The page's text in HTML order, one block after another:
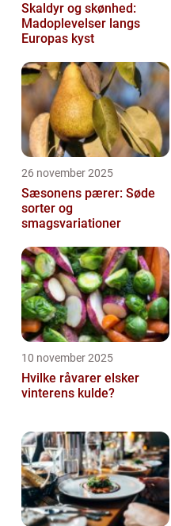
Skaldyr og skønhed:
Madoplevelser langs
Europas kyst
26 november 2025
Sæsonens pærer: Søde
sorter og
smagsvariationer
10 november 2025
Hvilke råvarer elsker
vinterens kulde?